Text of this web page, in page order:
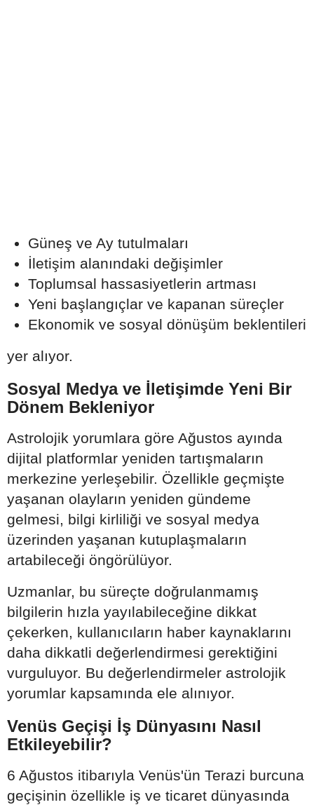
Güneş ve Ay tutulmaları
İletişim alanındaki değişimler
Toplumsal hassasiyetlerin artması
Yeni başlangıçlar ve kapanan süreçler
Ekonomik ve sosyal dönüşüm beklentileri
yer alıyor.
Sosyal Medya ve İletişimde Yeni Bir
Dönem Bekleniyor
Astrolojik yorumlara göre Ağustos ayında
dijital platformlar yeniden tartışmaların
merkezine yerleşebilir. Özellikle geçmişte
yaşanan olayların yeniden gündeme
gelmesi, bilgi kirliliği ve sosyal medya
üzerinden yaşanan kutuplaşmaların
artabileceği öngörülüyor.
Uzmanlar, bu süreçte doğrulanmamış
bilgilerin hızla yayılabileceğine dikkat
çekerken, kullanıcıların haber kaynaklarını
daha dikkatli değerlendirmesi gerektiğini
vurguluyor. Bu değerlendirmeler astrolojik
yorumlar kapsamında ele alınıyor.
Venüs Geçişi İş Dünyasını Nasıl
Etkileyebilir?
6 Ağustos itibarıyla Venüs'ün Terazi burcuna
geçişinin özellikle iş ve ticaret dünyasında